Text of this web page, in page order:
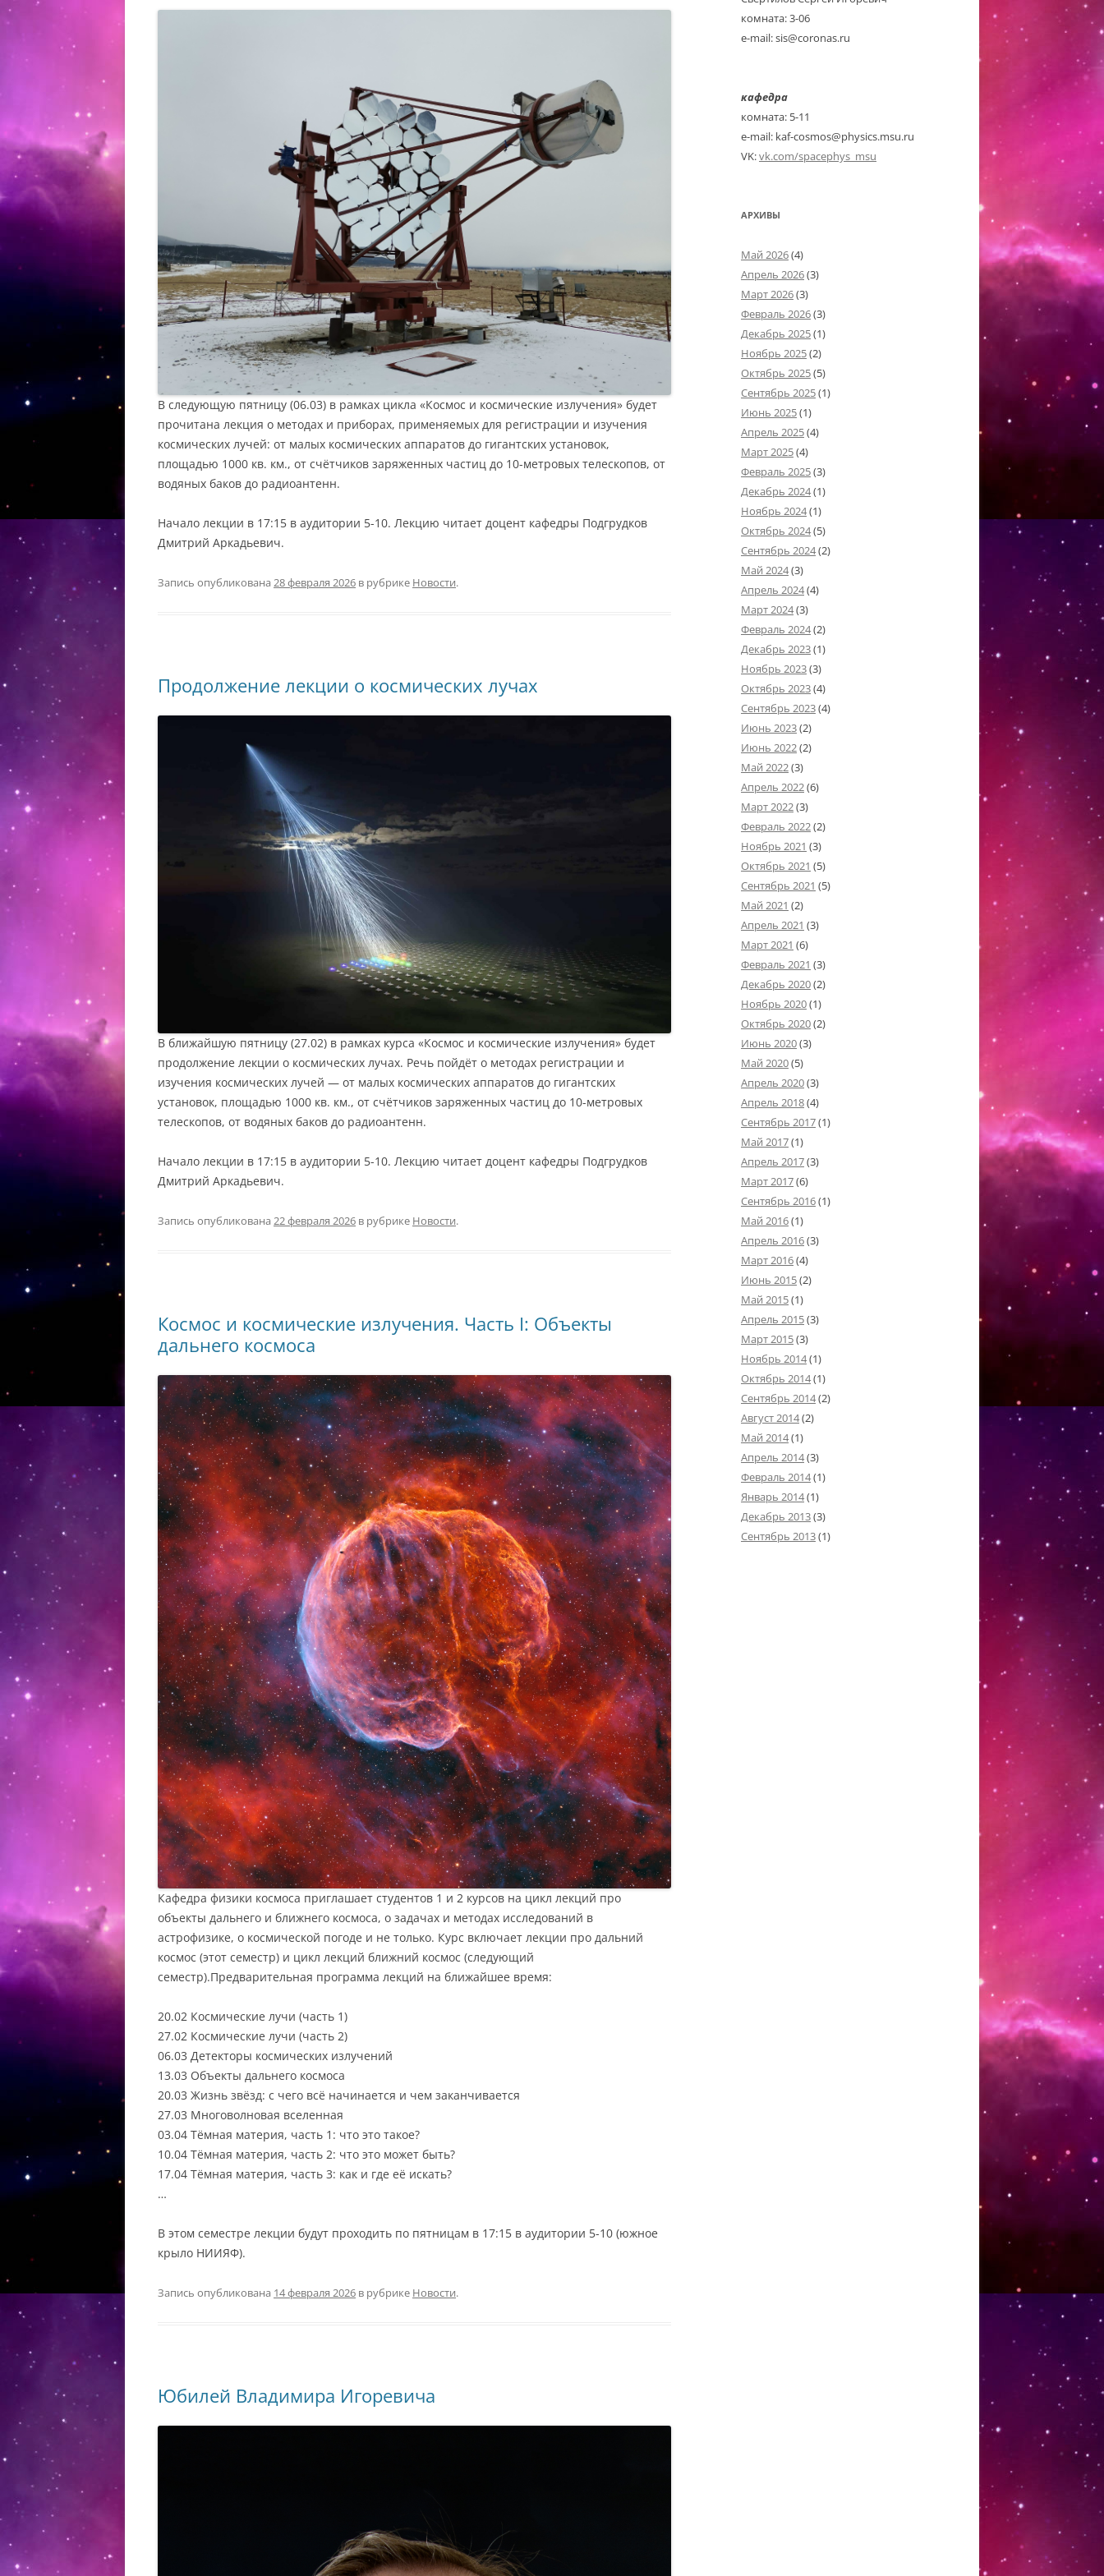
В следующую пятницу (06.03) в рамках цикла «Космос и космические излучения» будет
прочитана лекция о методах и приборах, применяемых для регистрации и изучения
космических лучей: от малых космических аппаратов до гигантских установок,
площадью 1000 кв. км., от счётчиков заряженных частиц до 10-метровых телескопов, от
водяных баков до радиоантенн.
Начало лекции в 17:15 в аудитории 5-10. Лекцию читает доцент кафедры Подгрудков
Дмитрий Аркадьевич.
Запись опубликована 28 февраля 2026 в рубрике Новости.
Продолжение лекции о космических лучах
В ближайшую пятницу (27.02) в рамках курса «Космос и космические излучения» будет
продолжение лекции о космических лучах. Речь пойдёт о методах регистрации и
изучения космических лучей — от малых космических аппаратов до гигантских
установок, площадью 1000 кв. км., от счётчиков заряженных частиц до 10-метровых
телескопов, от водяных баков до радиоантенн.
Начало лекции в 17:15 в аудитории 5-10. Лекцию читает доцент кафедры Подгрудков
Дмитрий Аркадьевич.
Запись опубликована 22 февраля 2026 в рубрике Новости.
Космос и космические излучения. Часть I: Объекты
дальнего космоса
Кафедра физики космоса приглашает студентов 1 и 2 курсов на цикл лекций про
объекты дальнего и ближнего космоса, о задачах и методах исследований в
астрофизике, о космической погоде и не только. Курс включает лекции про дальний
космос (этот семестр) и цикл лекций ближний космос (следующий
семестр).Предварительная программа лекций на ближайшее время:
20.02 Космические лучи (часть 1)
27.02 Космические лучи (часть 2)
06.03 Детекторы космических излучений
13.03 Объекты дальнего космоса
20.03 Жизнь звёзд: с чего всё начинается и чем заканчивается
27.03 Многоволновая вселенная
03.04 Тёмная материя, часть 1: что это такое?
10.04 Тёмная материя, часть 2: что это может быть?
17.04 Тёмная материя, часть 3: как и где её искать?
…
В этом семестре лекции будут проходить по пятницам в 17:15 в аудитории 5-10 (южное
крыло НИИЯФ).
Запись опубликована 14 февраля 2026 в рубрике Новости.
Юбилей Владимира Игоревича
комната: 3-06
e-mail: sis@coronas.ru
кафедра
комната: 5-11
e-mail: kaf-cosmos@physics.msu.ru
VK:vk.com/spacephys_msu
АРХИВЫ
Май 2026(4)
Апрель 2026(3)
Март 2026(3)
Февраль 2026(3)
Декабрь 2025(1)
Ноябрь 2025(2)
Октябрь 2025(5)
Сентябрь 2025(1)
Июнь 2025(1)
Апрель 2025(4)
Март 2025(4)
Февраль 2025(3)
Декабрь 2024(1)
Ноябрь 2024(1)
Октябрь 2024(5)
Сентябрь 2024(2)
Май 2024(3)
Апрель 2024(4)
Март 2024(3)
Февраль 2024(2)
Декабрь 2023(1)
Ноябрь 2023(3)
Октябрь 2023(4)
Сентябрь 2023(4)
Июнь 2023(2)
Июнь 2022(2)
Май 2022(3)
Апрель 2022(6)
Март 2022(3)
Февраль 2022(2)
Ноябрь 2021 (3)
Октябрь 2021 (5)
Сентябрь 2021 (5)
Май 2021 (2)
Апрель 2021 (3)
Март 2021 (6)
Февраль 2021 (3)
Декабрь 2020(2)
Ноябрь 2020(1)
Октябрь 2020(2)
Июнь 2020(3)
Май 2020(5)
Апрель 2020(3)
Апрель 2018(4)
Сентябрь 2017(1)
Май 2017(1)
Апрель 2017(3)
Март 2017(6)
Сентябрь 2016(1)
Май 2016(1)
Апрель 2016(3)
Март 2016(4)
Июнь 2015(2)
Май 2015(1)
Апрель 2015(3)
Март 2015(3)
Ноябрь 2014(1)
Октябрь 2014(1)
Сентябрь 2014(2)
Август 2014(2)
Май 2014(1)
Апрель 2014(3)
Февраль 2014(1)
Январь 2014(1)
Декабрь 2013(3)
Сентябрь 2013(1)